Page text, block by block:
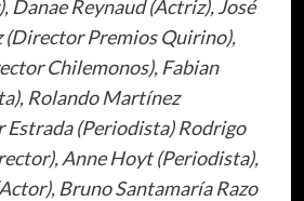
Danae Reynaud (Actriz), José
(Director Premios Quirino),
Chilemonos), Fabian
Rolando Martínez
Estrada (Periodista) Rodrigo
Anne Hoyt (Periodista),
Bruno Santamaría Razo